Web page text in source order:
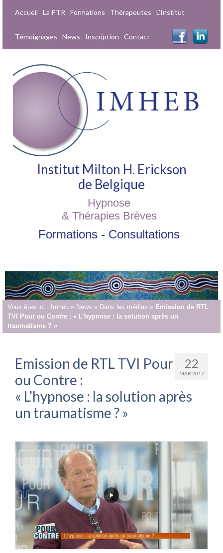
Accueil La PTR Formations Thérapeutes L’Institut
Témoignages News Inscription Contact
Institut Milton H. Erickson
de Belgique
Hypnose
& Thérapies Brèves
Formations - Consultations
Vous êtes ici : Imheb » News » Dans les médias » Emission de RTL
TVI Pour ou Contre : « L’hypnose : la solution après un
traumatisme ? »
22
MAR 2017
Emission de RTL TVI Pour
ou Contre :
« L’hypnose : la solution après
un traumatisme ? »